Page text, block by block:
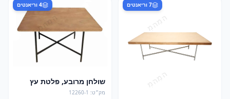
7 וריאנטים 4 וריאנטים
שולחן מרובע, פלטת עץ
מק״ט:
12260-1